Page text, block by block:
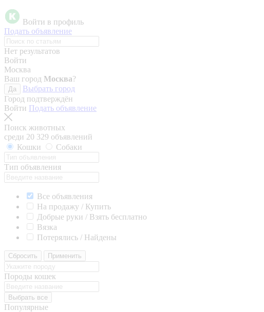
Войти в профиль
Подать объявление
Нет результатов
Войти
Москва
Ваш город Москва?
Да
Выбрать город
Город подтверждён
Войти Подать объявление
Поиск животных
среди 20 329 объявлений
Кошки
Собаки
Тип объявления
Все объявления
На продажу / Купить
Добрые руки / Взять бесплатно
Вязка
Потерялись / Найдены
Сбросить Применить
Породы кошек
Выбрать все
Популярные